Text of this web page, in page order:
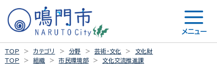
メニュー
TOP カテゴリ 分野 芸術・文化
文化財
TOP
組織 市民環境部 文化交流推進課